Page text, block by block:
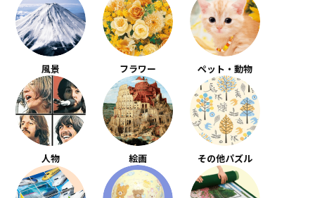
風景 フラワー ペット・動物
人物 絵画 その他パズル